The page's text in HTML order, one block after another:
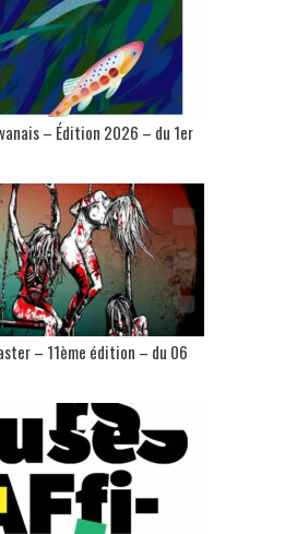
– Édition 2026 – du 1er
– 11ème édition – du 06